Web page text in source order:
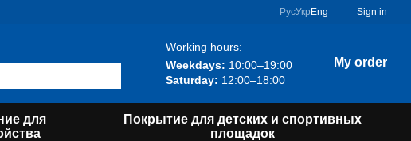
РусУкр Eng Sign in
Working hours:
Weekdays: 10:00–19:00
Saturday: 12:00–18:00
My order
для
Покрытие для детских и спортивных
площадок